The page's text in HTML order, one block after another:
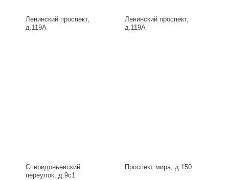
Ленинский проспект,
д.119А
Ленинский проспект,
д.119А
Спиридоньевский
переулок, д.9с1
Проспект мира, д.150